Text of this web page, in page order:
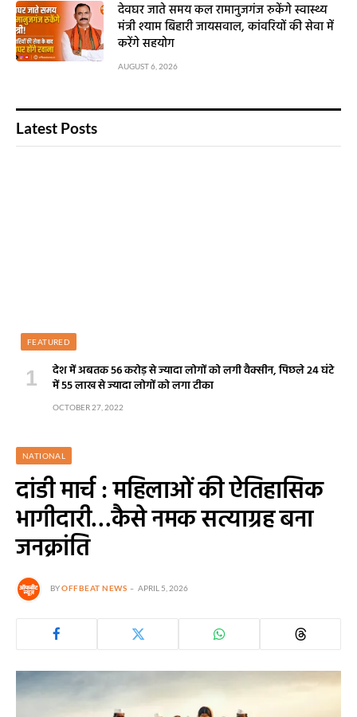
देवघर जाते समय कल रामानुजगंज रुकेंगे स्वास्थ्य
मंत्री श्याम बिहारी जायसवाल, कांवरियों की सेवा में
करेंगे सहयोग
AUGUST 6, 2026
Latest Posts
FEATURED
देश में अबतक 56 करोड़ से ज्यादा लोगों को लगी वैक्सीन, पिछले 24 घंटे
में 55 लाख से ज्यादा लोगों को लगा टीका
OCTOBER 27, 2022
NATIONAL
दांडी मार्च : महिलाओं की ऐतिहासिक
भागीदारी…कैसे नमक सत्याग्रह बना
जनक्रांति
BYOFFBEAT NEWS APRIL 5, 2026